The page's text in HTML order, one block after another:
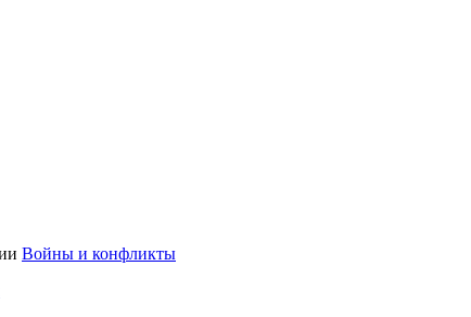
Войны и конфликты